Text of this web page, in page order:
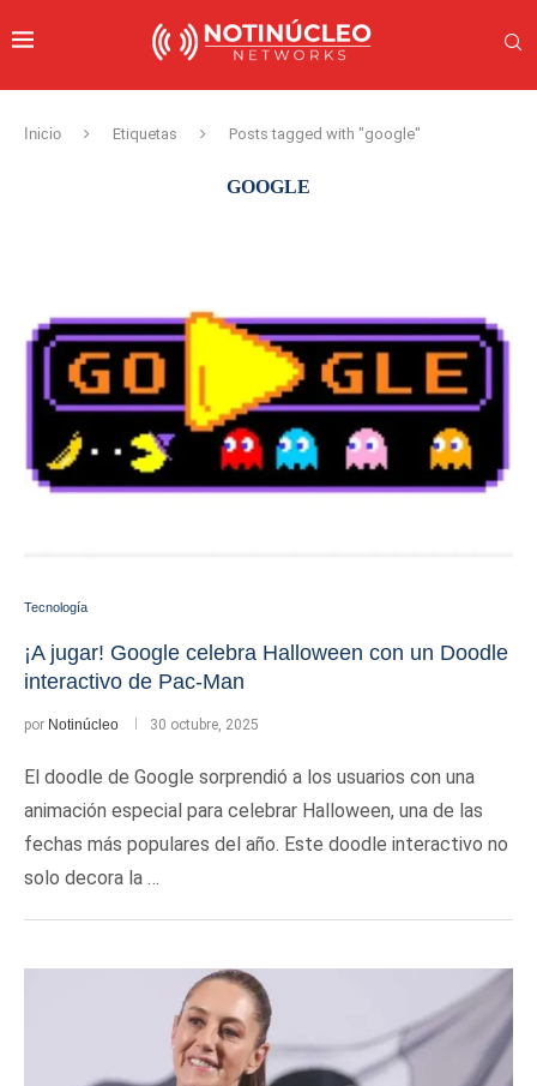
Inicio Etiquetas Posts tagged with "google"
GOOGLE
Tecnología
¡A jugar! Google celebra Halloween con un Doodle
interactivo de Pac-Man
por Notinúcleo 30 octubre, 2025
El doodle de Google sorprendió a los usuarios con una
animación especial para celebrar Halloween, una de las
fechas más populares del año. Este doodle interactivo no
solo decora la …